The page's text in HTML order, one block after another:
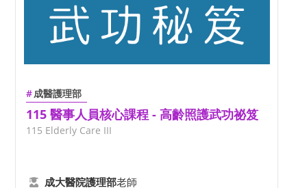
成醫護理部
115 醫事人員核心課程 - 高齡照護武功祕笈
115 Elderly Care III
成大醫院護理部老師